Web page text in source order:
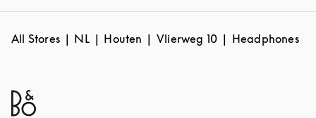
All Stores NL Houten Vlierweg 10 Headphones